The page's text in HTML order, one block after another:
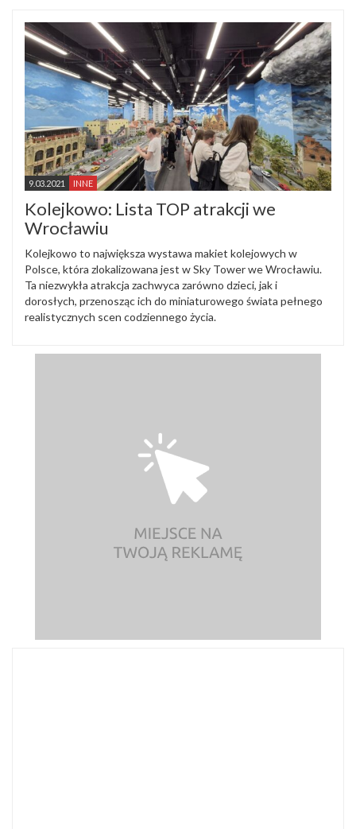
9.03.2021 INNE
Kolejkowo: Lista TOP atrakcji we
Wrocławiu
Kolejkowo to największa wystawa makiet kolejowych w
Polsce, która zlokalizowana jest w Sky Tower we Wrocławiu.
Ta niezwykła atrakcja zachwyca zarówno dzieci, jak i
dorosłych, przenosząc ich do miniaturowego świata pełnego
realistycznych scen codziennego życia.